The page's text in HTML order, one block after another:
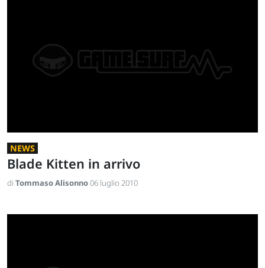
NEWS
Blade Kitten in arrivo
di Tommaso Alisonno06 luglio 2010